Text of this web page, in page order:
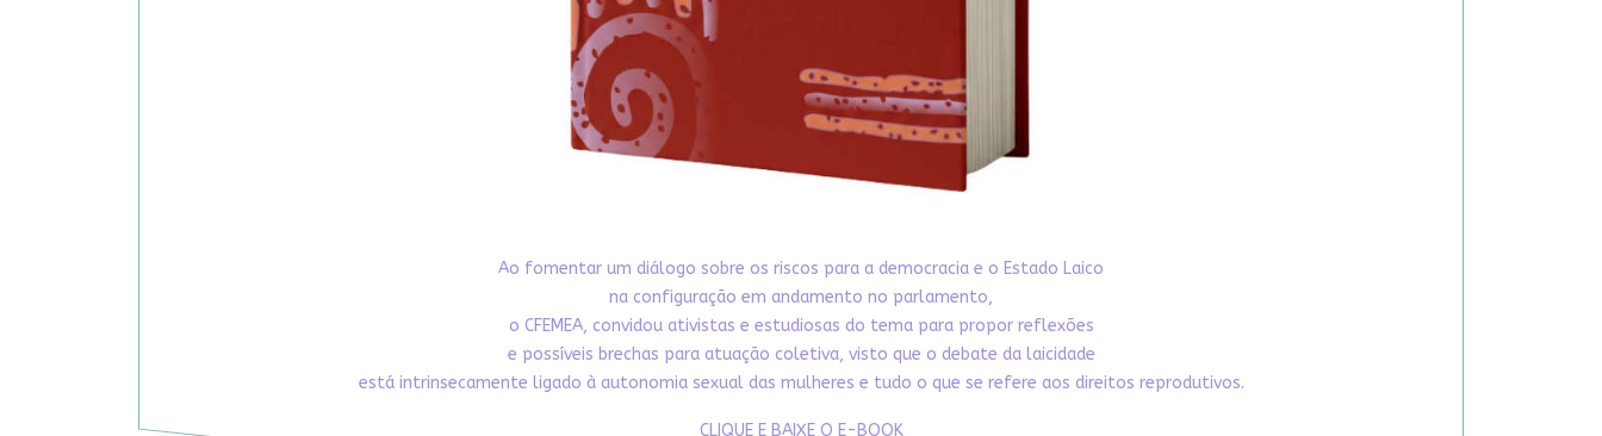
Ao fomentar um diálogo sobre os riscos para a democracia e o Estado Laico
na configuração em andamento no parlamento,
o CFEMEA, convidou ativistas e estudiosas do tema para propor reflexões
e possíveis brechas para atuação coletiva, visto que o debate da laicidade
está intrinsecamente ligado à autonomia sexual das mulheres e tudo o que se refere aos direitos reprodutivos.
CLIQUE E BAIXE O E-BOOK